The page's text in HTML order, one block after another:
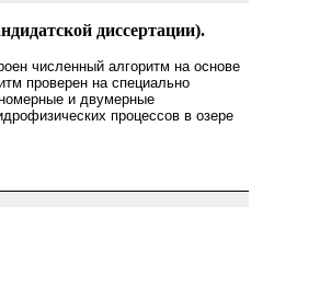
диссертации).
численный алгоритм на основе
проверен на специально
и двумерные
процессов в озере